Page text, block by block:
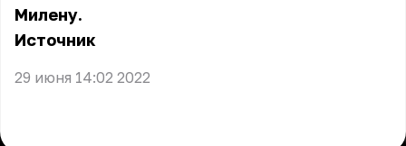
Милену.
Источник
29 июня 14:02 2022